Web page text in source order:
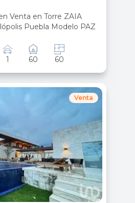
Venta en Torre ZAIA
Puebla Modelo PAZ
1 60 60
Venta